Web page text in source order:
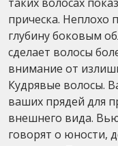
прическа. Неплохо
глубину боковым
сделает волосы
внимание от
Кудрявые волосы.
ваших прядей для
внешнего вида.
говорят о юности,